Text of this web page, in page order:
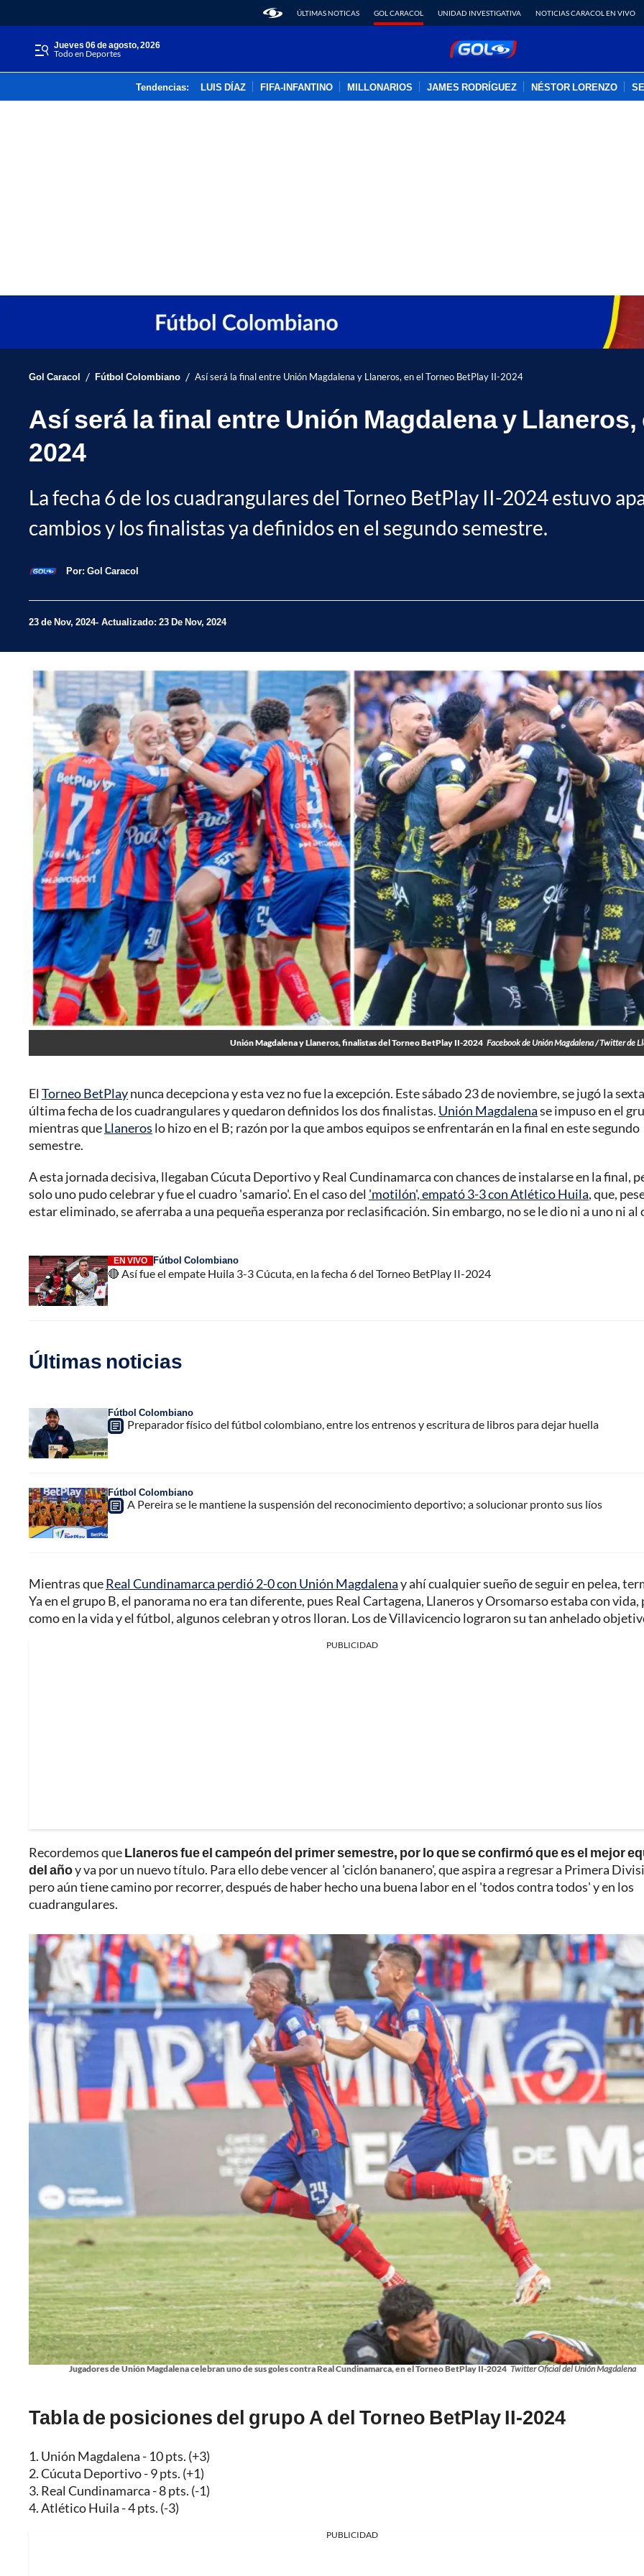
ÚLTIMAS NOTICAS GOL CARACOL UNIDAD INVESTIGATIVA NOTICIAS CARACOL EN VIVO
jueves 06 de agosto, 2026
Todo en Deportes
Tendencias: LUIS DÍAZ FIFA-INFANTINO MILLONARIOS JAMES RODRÍGUEZ NÉSTOR LORENZO
Gol Caracol / Fútbol Colombiano / Así será la final entre Unión Magdalena y Llaneros, en el Torneo BetPlay II-2024
Así será la final entre Unión Magdalena y Llaneros,
2024
La fecha 6 de los cuadrangulares del Torneo BetPlay II-2024 estuvo
cambios y los finalistas ya definidos en el segundo semestre.
Por: Gol Caracol
23 de Nov, 2024 Actualizado: 23 De Nov, 2024
Unión Magdalena y Llaneros, finalistas del Torneo BetPlay II-2024 Facebook de Unión Magdalena / Twitter de
El Torneo BetPlaynunca decepciona y esta vez no fue la excepción. Este sábado 23 de noviembre, se jugó la
última fecha de los cuadrangulares y quedaron definidos los dos finalistas. Unión Magdalenase impuso en el
mientras queLlaneros lo hizo en el B; razón por la que ambos equipos se enfrentarán en la final en este segundo
semestre.
A esta jornada decisiva, llegaban Cúcuta Deportivo y Real Cundinamarca con chances de instalarse en la final,
solo uno pudo celebrar y fue el cuadro 'samario'. En el caso del 'motilón', empató 3-3 con Atlético Huila, que,
estar eliminado, se aferraba a una pequeña esperanza por reclasificación. Sin embargo, no se le dio ni a uno ni al
EN VIVO Fútbol Colombiano
🔴 Así fue el empate Huila 3-3 Cúcuta, en la fecha 6 del Torneo BetPlay II-2024
Últimas noticias
Fútbol Colombiano
Preparador físico del fútbol colombiano, entre los entrenos y escritura de libros para dejar huella
Fútbol Colombiano
A Pereira se le mantiene la suspensión del reconocimiento deportivo; a solucionar pronto sus líos
Mientras queReal Cundinamarca perdió 2-0 con Unión Magdalenay ahí cualquier sueño de seguir en pelea,
Ya en el grupo B, el panorama no era tan diferente, pues Real Cartagena, Llaneros y Orsomarso estaba con vida,
como en la vida y el fútbol, algunos celebran y otros lloran. Los de Villavicencio lograron su tan anhelado
PUBLICIDAD
Recordemos queLlaneros fue el campeón del primer semestre, por lo que se confirmó que es el mejor
del añoy va por un nuevo título. Para ello debe vencer al 'ciclón bananero', que aspira a regresar a Primera
pero aún tiene camino por recorrer, después de haber hecho una buena labor en el 'todos contra todos' y en los
cuadrangulares.
Jugadores de Unión Magdalena celebran uno de sus goles contra Real Cundinamarca, en el Torneo BetPlay II-2024 Twitter Oficial del Unión Magdalena
Tabla de posiciones del grupo A del Torneo BetPlay II-2024
1. Unión Magdalena - 10 pts. (+3)
2. Cúcuta Deportivo - 9 pts. (+1)
3. Real Cundinamarca - 8 pts. (-1)
4. Atlético Huila - 4 pts. (-3)
PUBLICIDAD